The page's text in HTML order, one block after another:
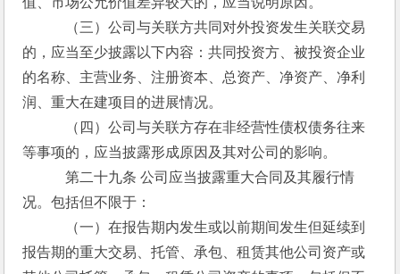
（三）公司与关联方共同对外投资发生关联交易
的，应当至少披露以下内容：共同投资方、被投资企业
的名称、主营业务、注册资本、总资产、净资产、净利
润、重大在建项目的进展情况。
（四）公司与关联方存在非经营性债权债务往来
等事项的，应当披露形成原因及其对公司的影响。
第二十九条 公司应当披露重大合同及其履行情
况。包括但不限于：
（一）在报告期内发生或以前期间发生但延续到
报告期的重大交易、托管、承包、租赁其他公司资产或